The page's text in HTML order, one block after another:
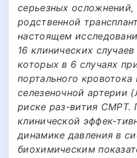
серьезных
родственной
настоящем
16 клинических
которых в 6 случаях
портального
селезеночной артерии
риске раз-вития СМРТ.
клинической эффек-
динамике давления в
биохимическим